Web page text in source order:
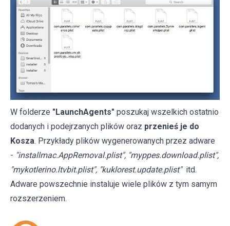
W folderze "LaunchAgents" poszukaj wszelkich ostatnio
dodanych i podejrzanych plików oraz przenieś je do
Kosza. Przykłady plików wygenerowanych przez adware
- "installmac.AppRemoval.plist", "myppes.download.plist",
"mykotlerino.ltvbit.plist", "kuklorest.update.plist" itd.
Adware powszechnie instaluje wiele plików z tym samym
rozszerzeniem.